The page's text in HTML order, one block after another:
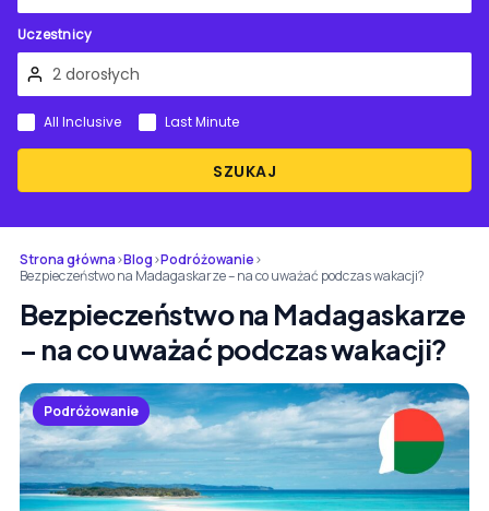
Uczestnicy
SZUKAJ
All Inclusive Last Minute
Strona główna›Blog›Podróżowanie›
Bezpieczeństwo na Madagaskarze – na co uważać podczas wakacji?
Bezpieczeństwo na Madagaskarze
– na co uważać podczas wakacji?
Podróżowanie